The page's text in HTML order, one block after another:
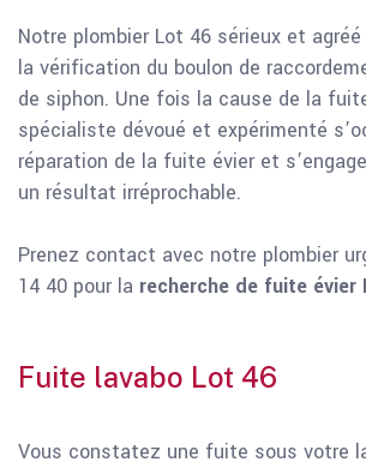
Notre plombier Lot 46 sérieux et
la vérification du boulon de
de siphon. Une fois la cause de la
spécialiste dévoué et expérimenté
réparation de la fuite évier et
un résultat irréprochable.
Prenez contact avec notre plombier
14 40 pour la recherche de fuite évier
Fuite lavabo Lot 46
Vous constatez une fuite sous votre